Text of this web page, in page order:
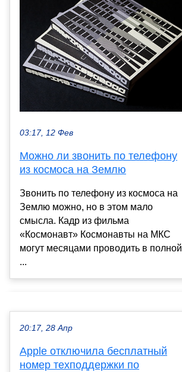
03:17, 12 Фев
Можно ли звонить по телефону
из космоса на Землю
Звонить по телефону из космоса на
Землю можно, но в этом мало
смысла. Кадр из фильма
«Космонавт» Космонавты на МКС
могут месяцами проводить в полной
...
20:17, 28 Апр
Apple отключила бесплатный
номер техподдержки по